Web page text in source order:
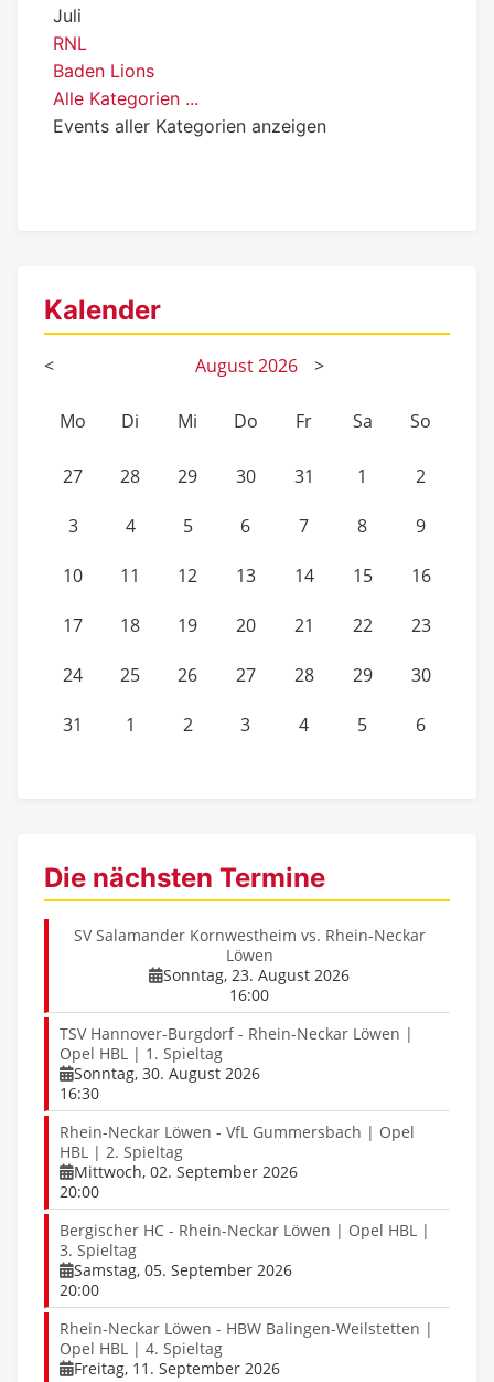
Juli
RNL
Baden Lions
Alle Kategorien ...
Events aller Kategorien anzeigen
Kalender
< August2026 >
Mo Di Mi Do Fr Sa So
27 28 29 30 31 1 2
3 4 5 6 7 8 9
10 11 12 13 14 15 16
17 18 19 20 21 22 23
24 25 26 27 28 29 30
31 1 2 3 4 5 6
Die nächsten Termine
SV Salamander Kornwestheim vs. Rhein-Neckar
Löwen
Sonntag, 23. August 2026
16:00
TSV Hannover-Burgdorf - Rhein-Neckar Löwen |
Opel HBL | 1. Spieltag
Sonntag, 30. August 2026
16:30
Rhein-Neckar Löwen - VfL Gummersbach | Opel
HBL | 2. Spieltag
Mittwoch, 02. September 2026
20:00
Bergischer HC - Rhein-Neckar Löwen | Opel HBL |
3. Spieltag
Samstag, 05. September 2026
20:00
Rhein-Neckar Löwen - HBW Balingen-Weilstetten |
Opel HBL | 4. Spieltag
Freitag, 11. September 2026